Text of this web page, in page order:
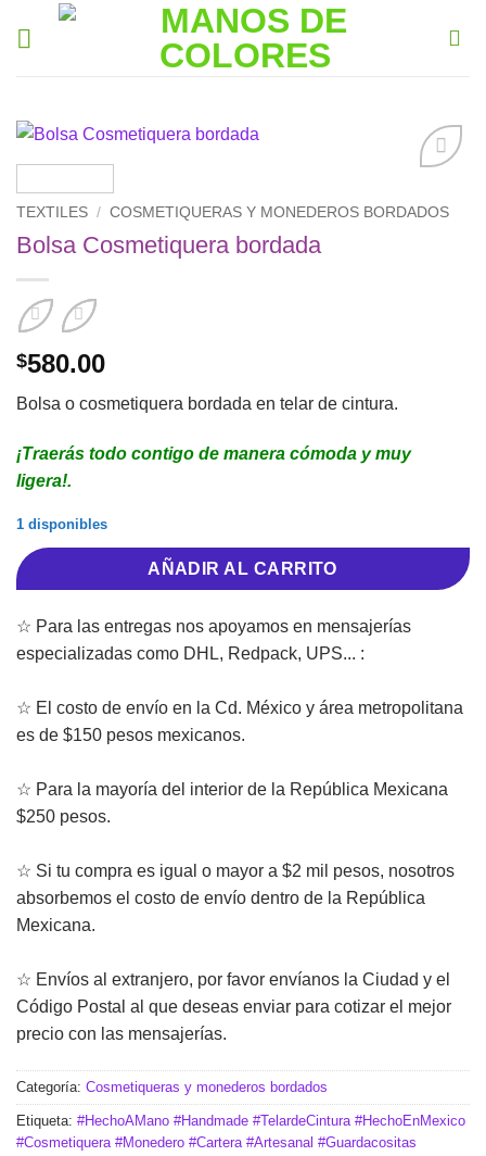
a la
TEXTILES / COSMETIQUERAS Y MONEDEROS BORDADOS
Bolsa Cosmetiquera bordada
$580.00
Bolsa o cosmetiquera bordada en telar de cintura.
¡Traerás todo contigo de manera cómoda y muy
ligera!.
1 disponibles
AÑADIR AL CARRITO
☆ Para las entregas nos apoyamos en mensajerías
especializadas como DHL, Redpack, UPS... :
☆ El costo de envío en la Cd. México y área metropolitana
es de $150 pesos mexicanos.
☆ Para la mayoría del interior de la República Mexicana
$250 pesos.
☆ Si tu compra es igual o mayor a $2 mil pesos, nosotros
absorbemos el costo de envío dentro de la República
Mexicana.
☆ Envíos al extranjero, por favor envíanos la Ciudad y el
Código Postal al que deseas enviar para cotizar el mejor
precio con las mensajerías.
Categoría: Cosmetiqueras y monederos bordados
Etiqueta: #HechoAMano #Handmade #TelardeCintura #HechoEnMexico
#Cosmetiquera #Monedero #Cartera #Artesanal #Guardacositas